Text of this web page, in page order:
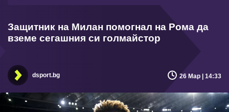
Защитник на Милан помогнал на Рома да
вземе сегашния си голмайстор
dsport.bg 26 Мар | 14:33